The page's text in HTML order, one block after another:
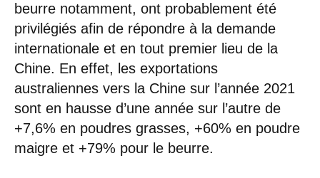
beurre notamment, ont probablement été
privilégiés afin de répondre à la demande
internationale et en tout premier lieu de la
Chine. En effet, les exportations
australiennes vers la Chine sur l’année 2021
sont en hausse d’une année sur l’autre de
+7,6% en poudres grasses, +60% en poudre
maigre et +79% pour le beurre.